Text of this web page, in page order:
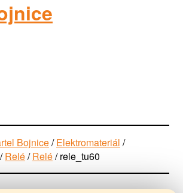
Bojnice/Elektromateriál /
/Relé/Relé/rele_tu60